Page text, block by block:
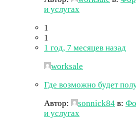
и услугах
1
1
1 год, 7 месяцев назад
worksale
Где возможно будет
Автор:
sonnick84 в:
и услугах